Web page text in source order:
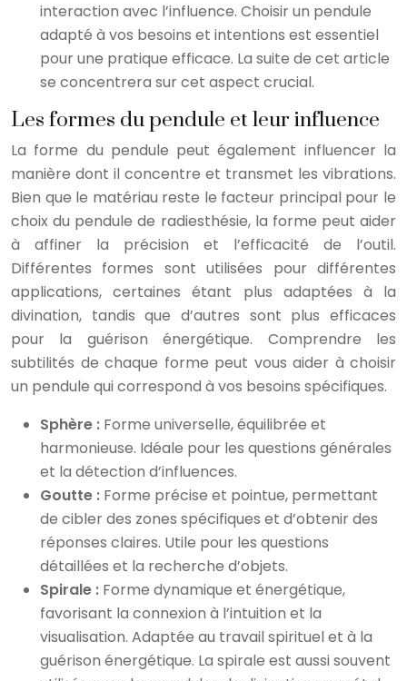
interaction avec l’influence. Choisir un pendule
adapté à vos besoins et intentions est essentiel
pour une pratique efficace. La suite de cet article
se concentrera sur cet aspect crucial.
Les formes du pendule et leur influence
La forme du pendule peut également influencer la
manière dont il concentre et transmet les vibrations.
Bien que le matériau reste le facteur principal pour le
choix du pendule de radiesthésie, la forme peut aider
à affiner la précision et l’efficacité de l’outil.
Différentes formes sont utilisées pour différentes
applications, certaines étant plus adaptées à la
divination, tandis que d’autres sont plus efficaces
pour la guérison énergétique. Comprendre les
subtilités de chaque forme peut vous aider à choisir
un pendule qui correspond à vos besoins spécifiques.
Sphère : Forme universelle, équilibrée et
harmonieuse. Idéale pour les questions générales
et la détection d’influences.
Goutte : Forme précise et pointue, permettant
de cibler des zones spécifiques et d’obtenir des
réponses claires. Utile pour les questions
détaillées et la recherche d’objets.
Spirale : Forme dynamique et énergétique,
favorisant la connexion à l’intuition et la
visualisation. Adaptée au travail spirituel et à la
guérison énergétique. La spirale est aussi souvent